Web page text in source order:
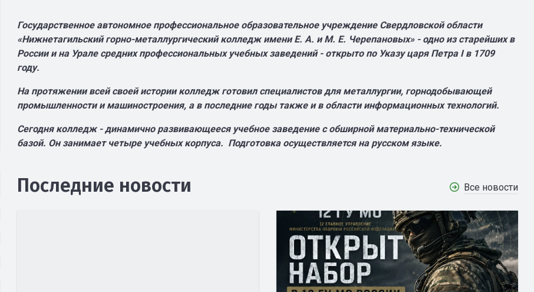
Государственное автономное профессиональное образовательное учреждение Свердловской области
«Нижнетагильский горно-металлургический колледж имени Е. А. и М. Е. Черепановых» - одно из старейших в
России и на Урале средних профессиональных учебных заведений - открыто по Указу царя Петра І в 1709
году.
На протяжении всей своей истории колледж готовил специалистов для металлургии, горнодобывающей
промышленности и машиностроения, а в последние годы также и в области информационных технологий.
Сегодня колледж - динамично развивающееся учебное заведение с обширной материально-технической
базой. Он занимает четыре учебных корпуса. Подготовка осуществляется на русском языке.
Последние новости Все новости